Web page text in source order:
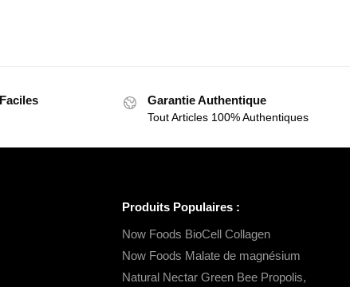
Garantie Authentique
Tout Articles 100% Authentiques
Produits Populaires :
Now Foods BioCell Collagen
Now Foods Malate de magnésium
Natural Nectar Green Bee Propolis,